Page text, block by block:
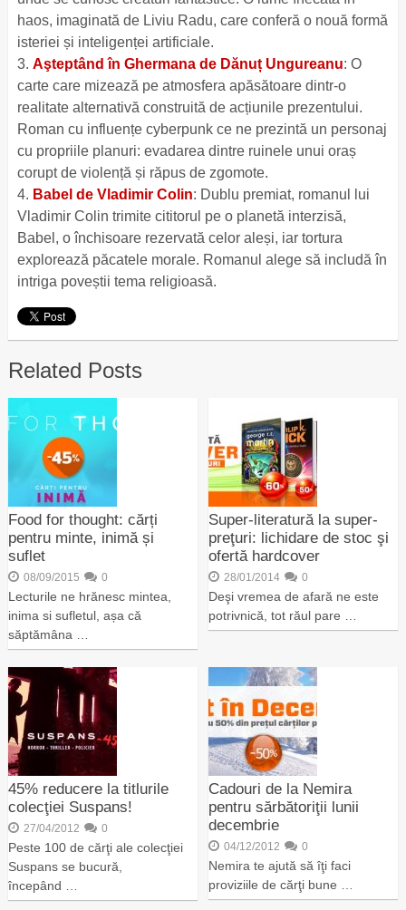
haos, imaginată de Liviu Radu, care conferă o nouă formă
isteriei și inteligenței artificiale.
3. Aşteptând în Ghermana de Dănuț Ungureanu: O
carte care mizează pe atmosfera apăsătoare dintr-o
realitate alternativă construită de acțiunile prezentului.
Roman cu influențe cyberpunk ce ne prezintă un personaj
cu propriile planuri: evadarea dintre ruinele unui oraș
corupt de violență și răpus de zgomote.
4. Babel de Vladimir Colin: Dublu premiat, romanul lui
Vladimir Colin trimite cititorul pe o planetă interzisă,
Babel, o închisoare rezervată celor aleși, iar tortura
explorează păcatele morale. Romanul alege să includă în
intriga poveștii tema religioasă.
Related Posts
Food for thought: cărți
pentru minte, inimă și
suflet
08/09/2015 0
Lecturile ne hrănesc mintea,
inima si sufletul, așa că
săptămâna …
Super-literatură la super-
preţuri: lichidare de stoc şi
ofertă hardcover
28/01/2014 0
Deşi vremea de afară ne este
potrivnică, tot răul pare …
45% reducere la titlurile
colecţiei Suspans!
27/04/2012 0
Peste 100 de cărţi ale colecţiei
Suspans se bucură,
începând …
Cadouri de la Nemira
pentru sărbătoriţii lunii
decembrie
04/12/2012 0
Nemira te ajută să îţi faci
proviziile de cărţi bune …